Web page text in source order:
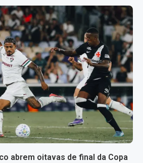
abrem oitavas de final da Copa